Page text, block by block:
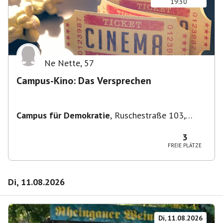
Ne Nette, 57
Campus-Kino: Das Versprechen
Campus für Demokratie, Ruschestraße 103,
3
FREIE PLÄTZE
Di, 11.08.2026
Di, 11.08.2026